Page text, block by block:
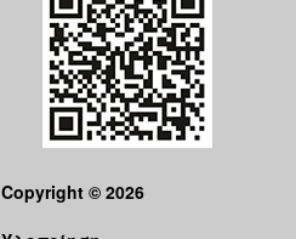
Copyright © 2026